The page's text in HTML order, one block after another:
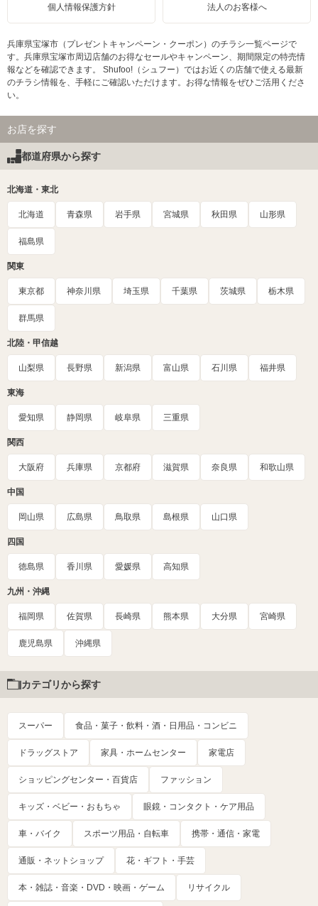
個人情報保護方針 法人のお客様へ
兵庫県宝塚市（プレゼントキャンペーン・クーポン）のチラシ一覧ページで
す。兵庫県宝塚市周辺店舗のお得なセールやキャンペーン、期間限定の特売情
報などを確認できます。 Shufoo!（シュフー）ではお近くの店舗で使える最新
のチラシ情報を、手軽にご確認いただけます。お得な情報をぜひご活用くださ
い。
お店を探す
都道府県から探す
北海道・東北
北海道 青森県 岩手県 宮城県 秋田県 山形県
福島県
関東
東京都 神奈川県 埼玉県 千葉県 茨城県 栃木県
群馬県
北陸・甲信越
山梨県 長野県 新潟県 富山県 石川県 福井県
東海
愛知県 静岡県 岐阜県 三重県
関西
大阪府 兵庫県 京都府 滋賀県 奈良県 和歌山県
中国
岡山県 広島県 鳥取県 島根県 山口県
四国
徳島県 香川県 愛媛県 高知県
九州・沖縄
福岡県 佐賀県 長崎県 熊本県 大分県 宮崎県
鹿児島県 沖縄県
カテゴリから探す
スーパー 食品・菓子・飲料・酒・日用品・コンビニ
ドラッグストア 家具・ホームセンター 家電店
ショッピングセンター・百貨店 ファッション
キッズ・ベビー・おもちゃ 眼鏡・コンタクト・ケア用品
車・バイク スポーツ用品・自転車 携帯・通信・家電
通販・ネットショップ 花・ギフト・手芸
本・雑誌・音楽・DVD・映画・ゲーム リサイクル